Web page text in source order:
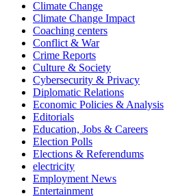
Climate Change
Climate Change Impact
Coaching centers
Conflict & War
Crime Reports
Culture & Society
Cybersecurity & Privacy
Diplomatic Relations
Economic Policies & Analysis
Editorials
Education, Jobs & Careers
Election Polls
Elections & Referendums
electricity
Employment News
Entertainment